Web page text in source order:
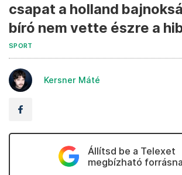
csapat a holland
bíró nem vette észre a
SPORT
Kersner Máté
Állítsd be a Telexet
megbízható